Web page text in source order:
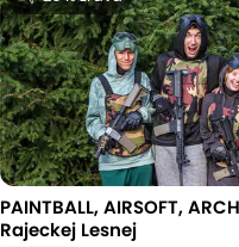
PAINTBALL, AIRSOFT,
Rajeckej Lesnej